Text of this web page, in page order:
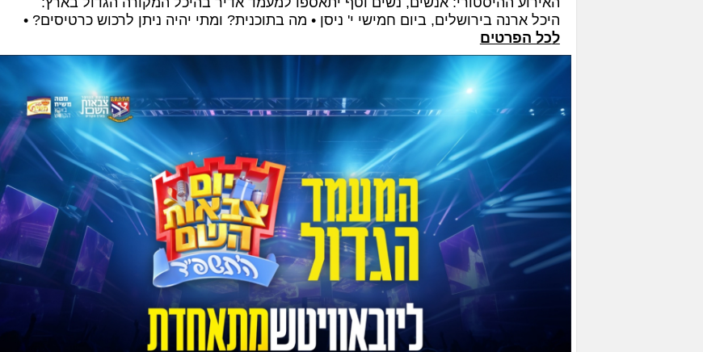
היכל ארנה בירושלים, ביום חמישי י' ניסן • מה בתוכנית? ומתי יהיה ניתן לרכוש כרטיסים? •
לכל הפרטים